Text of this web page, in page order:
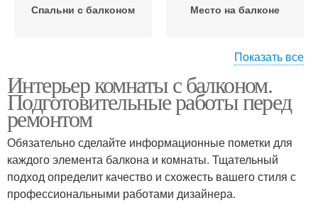
Спальни с балконом Место на балконе
Комнаты с аркой
Балкон с гостиной
комнатой
Отдельный балкон Итальянские балконы
Показать все
Интерьер комнаты с балконом.
Подготовительные работы перед
ремонтом
Обязательно сделайте информационные пометки для
каждого элемента балкона и комнаты. Тщательный
подход определит качество и схожесть вашего стиля с
профессиональными работами дизайнера.